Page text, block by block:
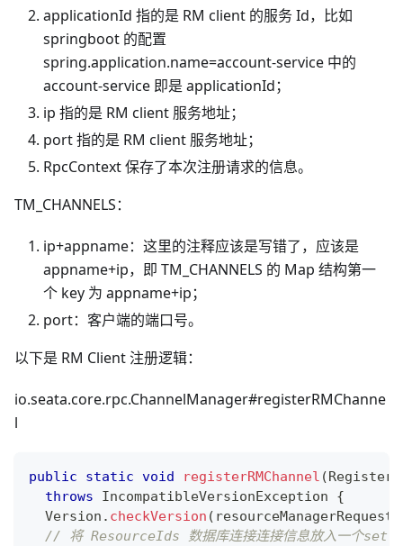
applicationId 指的是 RM client 的服务 Id，比如
springboot 的配置
spring.application.name=account-service 中的
account-service 即是 applicationId；
ip 指的是 RM client 服务地址；
port 指的是 RM client 服务地址；
RpcContext 保存了本次注册请求的信息。
TM_CHANNELS：
ip+appname：这里的注释应该是写错了，应该是
appname+ip，即 TM_CHANNELS 的 Map 结构第一
个 key 为 appname+ip；
port：客户端的端口号。
以下是 RM Client 注册逻辑：
io.seata.core.rpc.ChannelManager#registerRMChanne
l
public static void registerRMChannel (
throws
IncompatibleVersionException
{
Version . checkVersion ( resourceManagerRequest
// 将 ResourceIds 数据库连接连接信息放入一个set中